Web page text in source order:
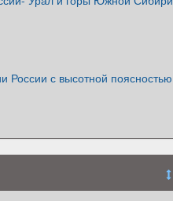
России с высотной поясностью